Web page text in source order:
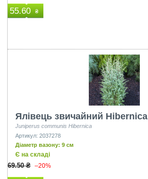
55.60 ₴
Ялівець звичайний Hibernica
Juniperus communis Hibernica
Артикул: 2037278
Діаметр вазону: 9 см
Є на складі
69.50 ₴ –20%